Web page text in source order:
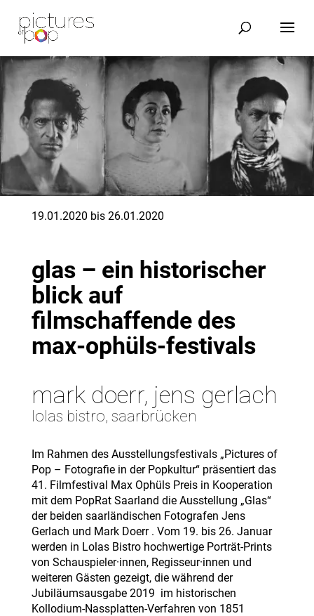
19.01.2020 bis 26.01.2020
glas – ein historischer
blick auf
filmschaffende des
max-ophüls-festivals
mark doerr, jens gerlach
lolas bistro, saarbrücken
Im Rahmen des Ausstellungsfestivals „Pictures of
Pop – Fotografie in der Popkultur“ präsentiert das
41. Filmfestival Max Ophüls Preis in Kooperation
mit dem PopRat Saarland die Ausstellung „Glas“
der beiden saarländischen Fotografen Jens
Gerlach und Mark Doerr . Vom 19. bis 26. Januar
werden in Lolas Bistro hochwertige Porträt-Prints
von Schauspieler·innen, Regisseur·innen und
weiteren Gästen gezeigt, die während der
Jubiläumsausgabe 2019 im historischen
Kollodium-Nassplatten-Verfahren von 1851